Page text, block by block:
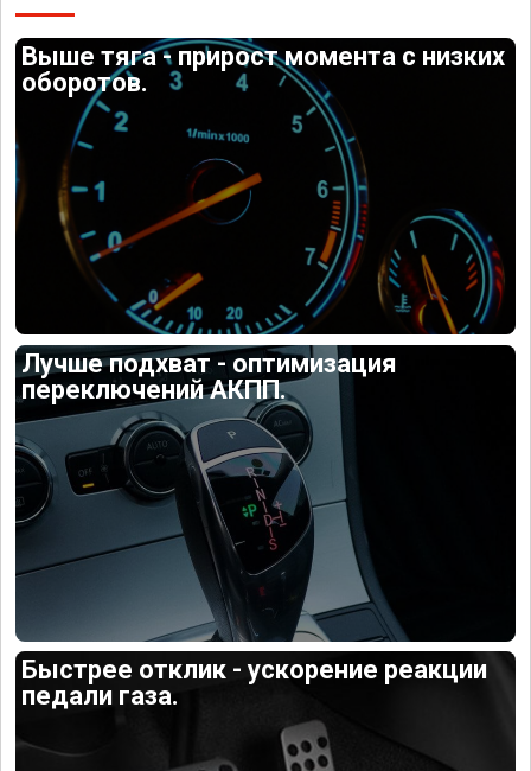
Выше тяга - прирост момента с низких
оборотов.
Лучше подхват - оптимизация
переключений АКПП.
Быстрее отклик - ускорение реакции
педали газа.